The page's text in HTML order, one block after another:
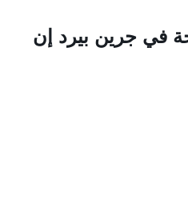
في جرين بيرد إن